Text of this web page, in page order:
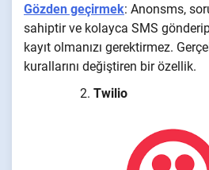
Gözden geçirmek: Anonsms,
sahiptir ve kolayca SMS
kayıt olmanızı gerektirmez.
kurallarını değiştiren bir özellik.
Twilio